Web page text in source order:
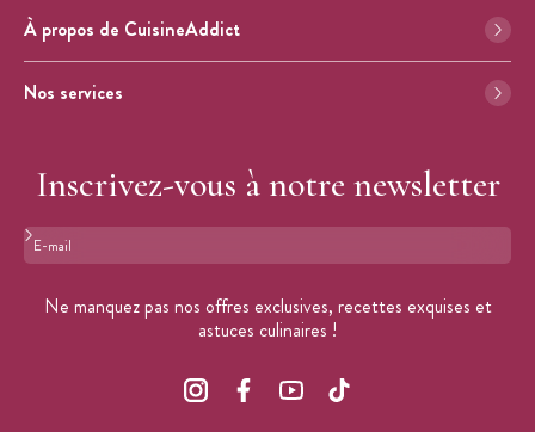
À propos de CuisineAddict
Nos services
Inscrivez-vous à notre newsletter
Format : adresse@email.com
Ne manquez pas nos offres exclusives, recettes exquises et
astuces culinaires !